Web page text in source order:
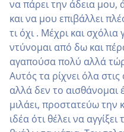
να πάρει την άδεια μου,
και να μου επιβάλλει
τι όχι . Μέχρι και
ντύνομαι από δω και
αγαπούσα πολύ αλλά
Αυτός τα ρίχνει όλα
αλλά δεν το
μιλάει, προστατεύω την
ιδέα ότι θέλει να